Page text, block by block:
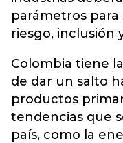
parámetros para
riesgo, inclusión
Colombia tiene
de dar un salto
productos
tendencias que
país, como la